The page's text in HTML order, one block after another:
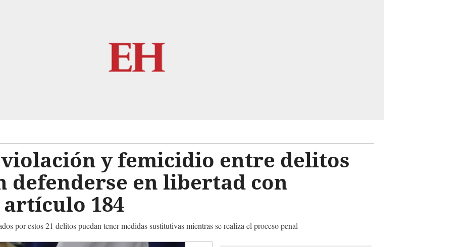
y femicidio entre delitos
defenderse en libertad con
184
por estos 21 delitos puedan tener medidas sustitutivas mientras se realiza el proceso penal